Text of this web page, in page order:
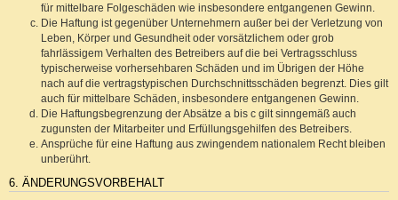
für mittelbare Folgeschäden wie insbesondere entgangenen Gewinn.
Die Haftung ist gegenüber Unternehmern außer bei der Verletzung von
Leben, Körper und Gesundheit oder vorsätzlichem oder grob
fahrlässigem Verhalten des Betreibers auf die bei Vertragsschluss
typischerweise vorhersehbaren Schäden und im Übrigen der Höhe
nach auf die vertragstypischen Durchschnittsschäden begrenzt. Dies gilt
auch für mittelbare Schäden, insbesondere entgangenen Gewinn.
Die Haftungsbegrenzung der Absätze a bis c gilt sinngemäß auch
zugunsten der Mitarbeiter und Erfüllungsgehilfen des Betreibers.
Ansprüche für eine Haftung aus zwingendem nationalem Recht bleiben
unberührt.
6. ÄNDERUNGSVORBEHALT